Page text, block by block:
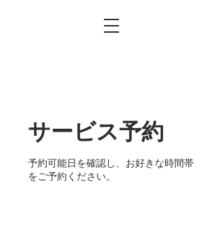
サービス予約
予約可能日を確認し、お好きな時間帯
をご予約ください。